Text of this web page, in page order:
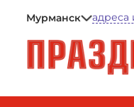
Мурманск
Мурманск
Санкт-Петербург
адреса